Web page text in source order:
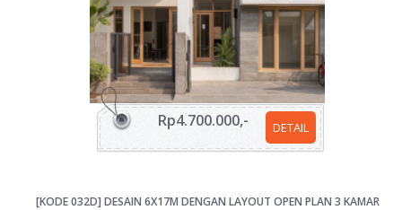
DETAIL
Rp4.700.000,-
[KODE 032D] DESAIN 6X17M DENGAN LAYOUT OPEN PLAN 3 KAMAR